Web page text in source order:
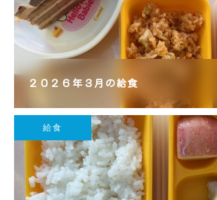
２０２６年３月の給食
給食